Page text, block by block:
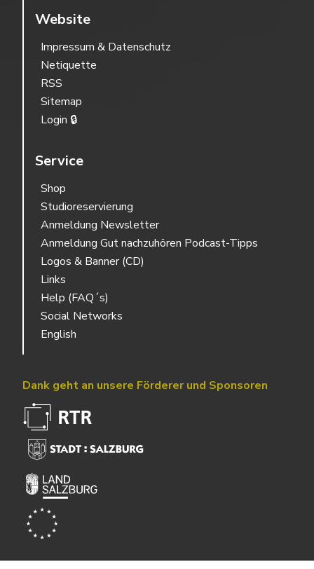
Website
Impressum & Datenschutz
Netiquette
RSS
Sitemap
Login 🔒
Service
Shop
Studioreservierung
Anmeldung Newsletter
Anmeldung Gut nachzuhören Podcast-Tipps
Logos & Banner (CD)
Links
Help (FAQ´s)
Social Networks
English
Dank geht an unsere Förderer und Sponsoren